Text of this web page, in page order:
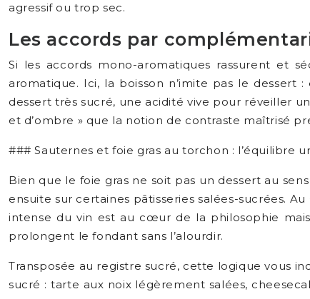
agressif ou trop sec.
Les accords par
Si les accords mono-aromatiques rassurent et
aromatique. Ici, la boisson n’imite pas le
dessert très sucré, une acidité vive pour réveiller
et d’ombre » que la notion de contraste maîtrisé
### Sauternes et foie gras au torchon : l’équilibre
Bien que le foie gras ne soit pas un dessert au
ensuite sur certaines pâtisseries salées-sucrées.
intense du vin est au cœur de la philosophie
prolongent le fondant sans l’alourdir.
Transposée au registre sucré, cette logique vous
sucré : tarte aux noix légèrement salées,